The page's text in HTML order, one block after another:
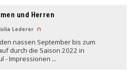
und Herren
Lederer
nassen September bis zum
durch die Saison 2022 in
- Impressionen ...